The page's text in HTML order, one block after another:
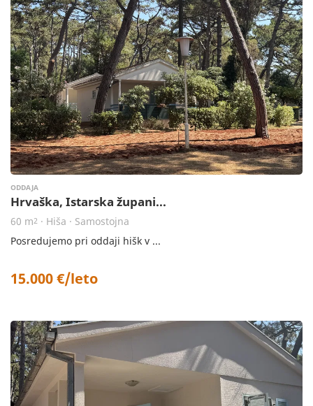
ODDAJA
Hrvaška, Istarska župani...
60 m2 · Hiša · Samostojna
Posredujemo pri oddaji hišk v ...
15.000 €/leto